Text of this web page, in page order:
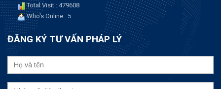
Total Visit : 479608
Who's Online : 5
ĐĂNG KÝ TƯ VẤN PHÁP LÝ